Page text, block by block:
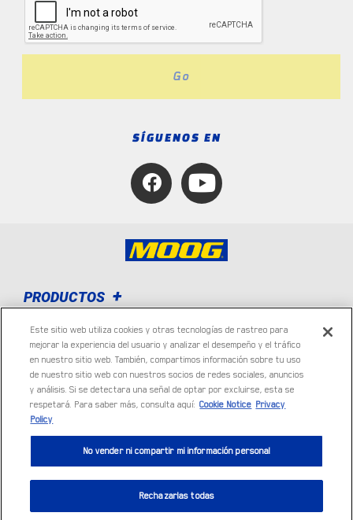
Go
SÍGUENOS EN
PRODUCTOS
SOPORTE TÉCNICO
BUSCAR MI PIEZA
DÓNDE COMPRAR
Este sitio web utiliza cookies y otras tecnologías de rastreo para
mejorar la experiencia del usuario y analizar el desempeño y el tráfico
en nuestro sitio web. También, compartimos información sobre tu uso
de nuestro sitio web con nuestros socios de redes sociales, anuncios
y análisis. Si se detectara una señal de optar por excluirse, esta se
respetará. Para saber más, consulta aquí: Cookie Notice Privacy
Policy
No vender ni compartir mi información personal
Rechazarlas todas